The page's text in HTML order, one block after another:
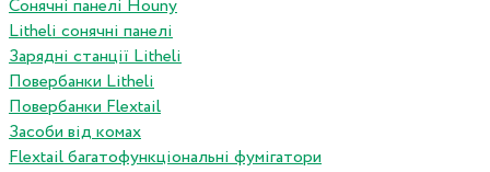
Сонячні панелі Houny
Litheli сонячні панелі
Зарядні станції Litheli
Повербанки Litheli
Повербанки Flextail
Засоби від комах
Flextail багатофункціональні фумігатори